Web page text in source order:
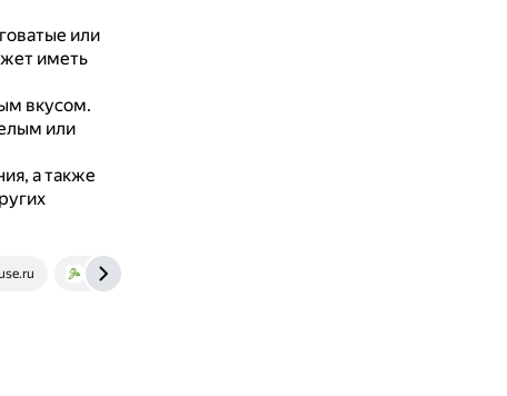
или
иметь
вкусом.
или
а также
www.gardeningknowhow.com